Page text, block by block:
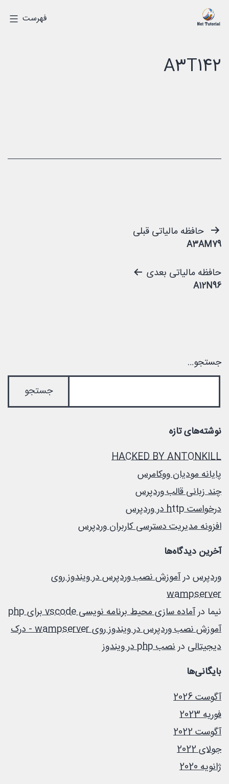
پرش
درک
فهرست
A3T142
راهبری
نوشته
حافظه مالیاتی قبلی
A3AM79
حافظه مالیاتی بعدی
A12N96
جستجو…
نوشته‌های تازه
HACKED BY ANTONKILL
پایانه مودیان ووکامرس
چند زبانی قالب وردپرس
درخواست http در وردپرس
افزونه مدیریت دسترسی کاربران وردپرس
آخرین دیدگاه‌ها
وردپرس درآموزش نصب وردپرس در ویندوز روی
wampserver
نیما درآماده سازی محیط برنامه نویسی vscode برای php
آموزش نصب وردپرس در ویندوز روی wampserver - درک
دیجیتالی درنصب php در ویندوز
بایگانی‌ها
آگوست 2026
فوریه 2023
آگوست 2022
جولای 2022
ژانویه 2020